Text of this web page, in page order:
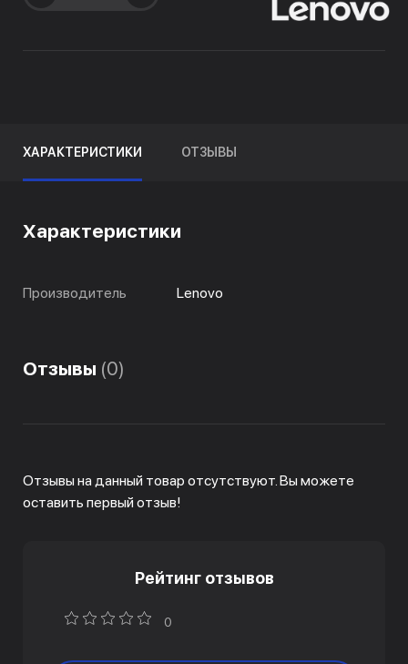
ХАРАКТЕРИСТИКИ ОТЗЫВЫ
Характеристики
Производитель Lenovo
Отзывы (0)
Отзывы на данный товар отсутствуют. Вы можете
оставить первый отзыв!
Рейтинг отзывов
0